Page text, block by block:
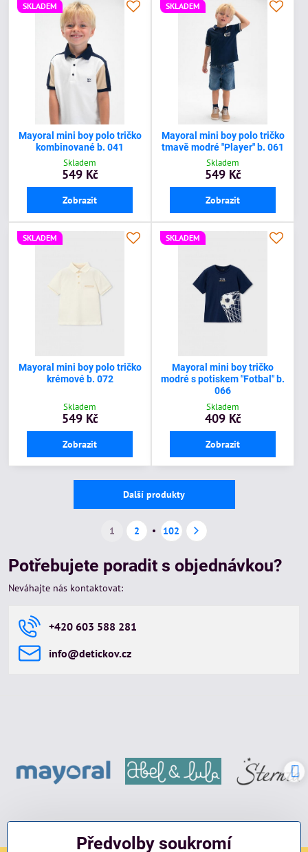
SKLADEM
Mayoral mini boy polo tričko
kombinované b. 041
Skladem
549 Kč
Zobrazit
SKLADEM
Mayoral mini boy polo tričko
tmavě modré "Player" b. 061
Skladem
549 Kč
Zobrazit
SKLADEM
Mayoral mini boy polo tričko
krémové b. 072
Skladem
549 Kč
Zobrazit
SKLADEM
Mayoral mini boy tričko
modré s potiskem "Fotbal" b.
066
Skladem
409 Kč
Zobrazit
Další produkty
1 2 102
Potřebujete poradit s objednávkou?
Neváhajte nás kontaktovat:
+420 603 588 281
info​@detickov​.cz
Předvolby soukromí